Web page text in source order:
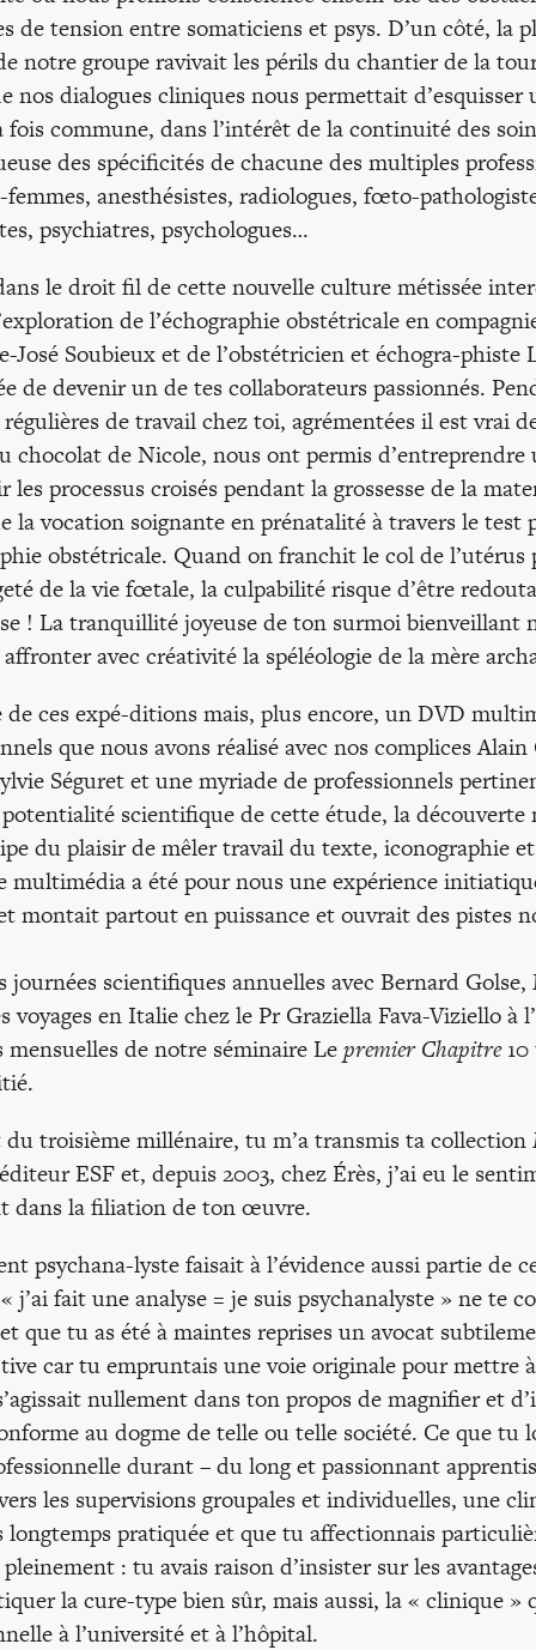
de tension entre somaticiens et psys. D’un côté, la
notre groupe ravivait les périls du chantier de la
nos dialogues cliniques nous permettait
fois commune, dans l’intérêt de la continuité des
des spécificités de chacune des multiples
femmes, anesthésistes, radiologues, fœto-
psychiatres, psychologues…
le droit fil de cette nouvelle culture métissée
de l’échographie obstétricale en
José Soubieux et de l’obstétricien et échogra-phiste
de devenir un de tes collaborateurs passionnés.
régulières de travail chez toi, agrémentées il est vrai
chocolat de Nicole, nous ont permis
processus croisés pendant la grossesse de la
la vocation soignante en prénatalité à travers le test
obstétricale. Quand on franchit le col de l’utérus
de la vie fœtale, la culpabilité risque d’être
! La tranquillité joyeuse de ton surmoi bienveillant
avec créativité la spéléologie de la mère
ces expé-ditions mais, plus encore, un DVD
que nous avons réalisé avec nos complices Alain
Séguret et une myriade de professionnels
scientifique de cette étude, la découverte
du plaisir de mêler travail du texte, iconographie
multimédia a été pour nous une expérience
montait partout en puissance et ouvrait des pistes
scientifiques annuelles avec Bernard
voyages en Italie chez le Pr Graziella Fava-Viziello à
mensuelles de notre séminaire Lepremier Chapitre10
troisième millénaire, tu m’a transmis ta collection
ESF et, depuis 2003, chez Érès, j’ai eu le
dans la filiation de ton œuvre.
psychana-lyste faisait à l’évidence aussi partie de
j’ai fait une analyse = je suis psychanalyste » ne te
que tu as été à maintes reprises un avocat
car tu empruntais une voie originale pour mettre
nullement dans ton propos de magnifier et
au dogme de telle ou telle société. Ce que tu
durant – du long et passionnant
les supervisions groupales et individuelles, une
pratiquée et que tu affectionnais
: tu avais raison d’insister sur les
la cure-type bien sûr, mais aussi, la « clinique
à l’université et à l’hôpital.